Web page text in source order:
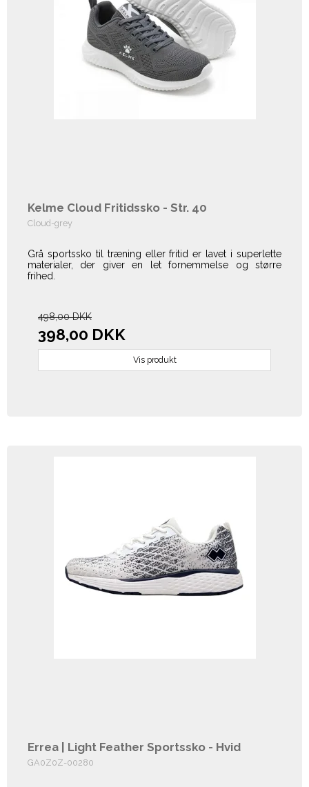
Kelme Cloud Fritidssko - Str. 40
Cloud-grey
Grå sportssko til træning eller fritid er lavet i superlette
materialer, der giver en let fornemmelse og større
frihed.
498,00 DKK
398,00 DKK
Vis produkt
Errea | Light Feather Sportssko - Hvid
GA0Z0Z-00280